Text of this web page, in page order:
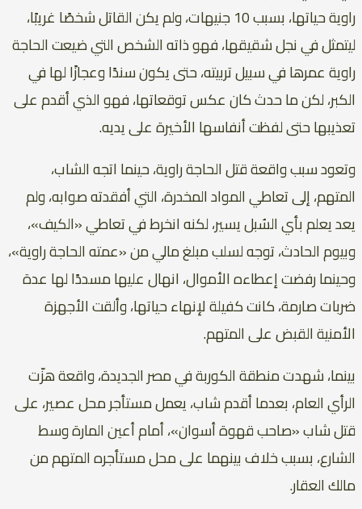
راوية حياتها، بسبب 10 جنيهات، ولم يكن القاتل شخصًا غريبًا،
ليتمثل في نجل شقيقها، فهو ذاته الشخص التي ضيعت الحاجة
راوية عمرها في سبيل تربيته، حتى يكون سندًا وعجازًا لها في
الكبر، لكن ما حدث كان عكس توقعاتها، فهو الذي أقدم على
تعذيبها حتى لفظت أنفاسها الأخيرة على يديه.
وتعود سبب واقعة قتل الحاجة راوية، حينما اتجه الشاب،
المتهم، إلى تعاطي المواد المخدرة، التي أفقدته صوابه، ولم
يعد يعلم بأي السُبل يسير، لكنه انخرط في تعاطي «الكيف»،
وبيوم الحادث، توجه لسلب مبلغ مالي من «عمته الحاجة راوية»،
وحينما رفضت إعطاءه الأموال، انهال عليها مسددًا لها عدة
ضربات صارمة، كانت كفيلة لإنهاء حياتها، وألقت الأجهزة
الأمنية القبض على المتهم.
بينما، شهدت منطقة الكوربة في مصر الجديدة، واقعة هزّت
الرأي العام، بعدما أقدم شاب، يعمل مستأجر محل عصير، على
قتل شاب «صاحب قهوة أسوان»، أمام أعين المارة وسط
الشارع، بسبب خلاف بينهما على محل مستأجره المتهم من
مالك العقار.